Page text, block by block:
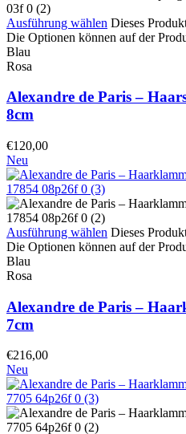
Ausführung wählen Dieses
Die Optionen können auf der
Blau
Rosa
Alexandre de Paris –
8cm
€120,00
Neu
Ausführung wählen Dieses
Die Optionen können auf der
Blau
Rosa
Alexandre de Paris –
7cm
€216,00
Neu